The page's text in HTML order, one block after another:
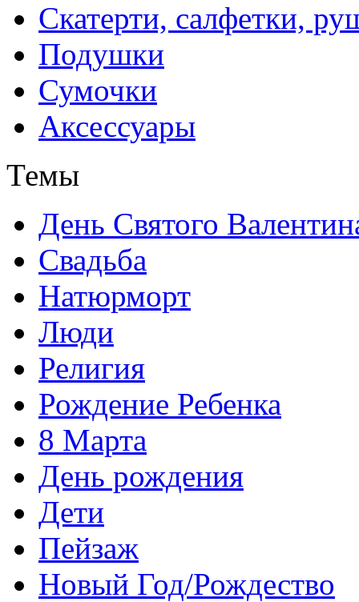
Скатерти, салфетки,
Подушки
Сумочки
Аксессуары
Темы
День Святого
Свадьба
Натюрморт
Люди
Религия
Рождение Ребенка
8 Марта
День рождения
Дети
Пейзаж
Новый Год/Рождество